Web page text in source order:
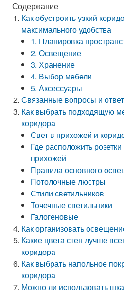
Содержание
Как обустроить узкий
максимального удобства
1. Планировка
2. Освещение
3. Хранение
4. Выбор мебели
5. Аксессуары
Связанные вопросы и
Как выбрать подходящую
коридора
Свет в прихожей и
Где расположить
прихожей
Правила основного
Потолочные люстры
Стили светильников
Точечные светильники
Галогеновые
Как организовать
Какие цвета стен лучше
коридора
Как выбрать напольное
коридора
Можно ли использовать